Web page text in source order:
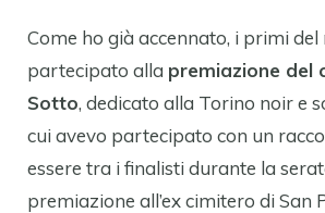
Come ho già accennato, i primi del
partecipato alla premiazione del
Sotto, dedicato alla Torino noir e
cui avevo partecipato con un
essere tra i finalisti durante la
premiazione all’ex cimitero di San